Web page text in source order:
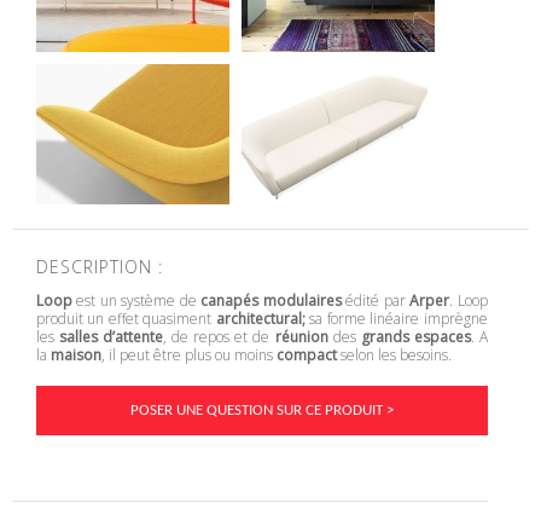
DESCRIPTION :
Loopest un système de canapés modulairesédité parArper. Loop
produit un effet quasiment architectural;sa forme linéaire imprègne
les salles d’attente, de repos et de réuniondes grands espaces. A
la maison, il peut être plus ou moins compactselon les besoins.
POSER UNE QUESTION SUR CE PRODUIT >